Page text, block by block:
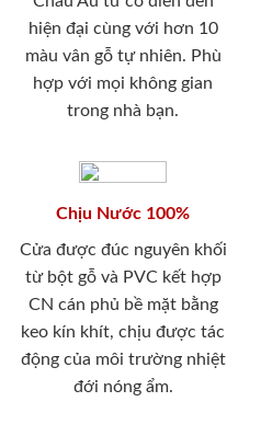
hiện đại cùng với hơn 10
màu vân gỗ tự nhiên. Phù
hợp với mọi không gian
trong nhà bạn.
Chịu Nước 100%
Cửa được đúc nguyên khối
từ bột gỗ và PVC kết hợp
CN cán phủ bề mặt bằng
keo kín khít, chịu được tác
động của môi trường nhiệt
đới nóng ẩm.